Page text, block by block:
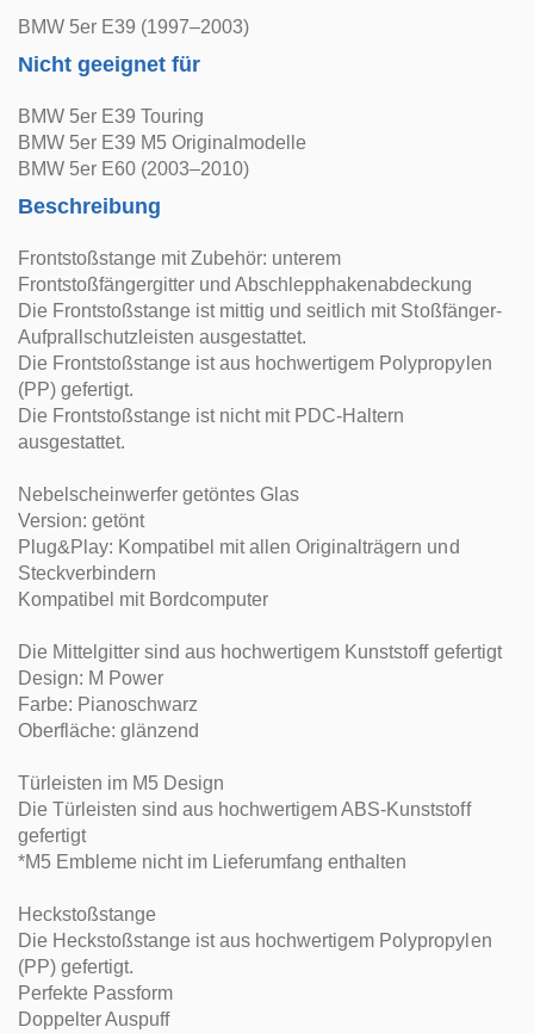
BMW 5er E39 (1997–2003)
Nicht geeignet für
BMW 5er E39 Touring
BMW 5er E39 M5 Originalmodelle
BMW 5er E60 (2003–2010)
Beschreibung
Frontstoßstange mit Zubehör: unterem
Frontstoßfängergitter und Abschlepphakenabdeckung
Die Frontstoßstange ist mittig und seitlich mit Stoßfänger-
Aufprallschutzleisten ausgestattet.
Die Frontstoßstange ist aus hochwertigem Polypropylen
(PP) gefertigt.
Die Frontstoßstange ist nicht mit PDC-Haltern
ausgestattet.
Nebelscheinwerfer getöntes Glas
Version: getönt
Plug&Play: Kompatibel mit allen Originalträgern und
Steckverbindern
Kompatibel mit Bordcomputer
Die Mittelgitter sind aus hochwertigem Kunststoff gefertigt
Design: M Power
Farbe: Pianoschwarz
Oberfläche: glänzend
Türleisten im M5 Design
Die Türleisten sind aus hochwertigem ABS-Kunststoff
gefertigt
*M5 Embleme nicht im Lieferumfang enthalten
Heckstoßstange
Die Heckstoßstange ist aus hochwertigem Polypropylen
(PP) gefertigt.
Perfekte Passform
Doppelter Auspuff